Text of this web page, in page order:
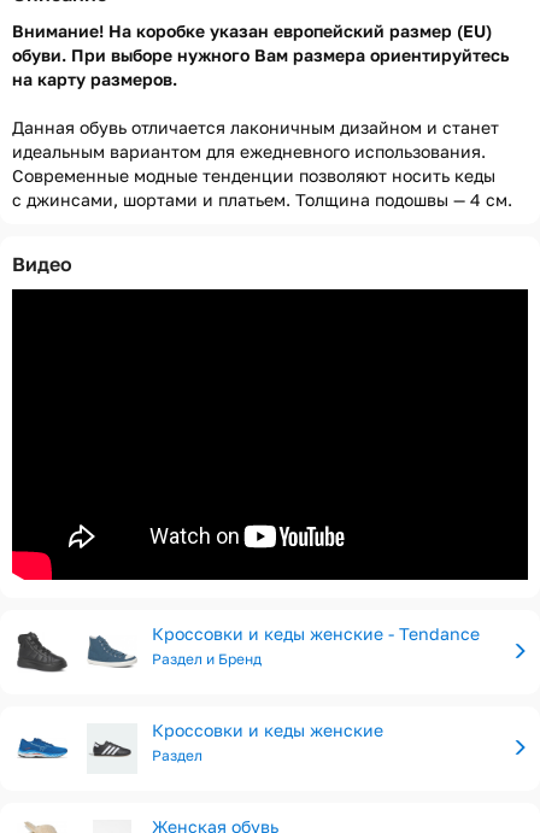
Внимание! На коробке указан европейский размер (EU)
обуви. При выборе нужного Вам размера ориентируйтесь
на карту размеров.
Данная обувь отличается лаконичным дизайном и станет
идеальным вариантом для ежедневного использования.
Современные модные тенденции позволяют носить кеды
с джинсами, шортами и платьем. Толщина подошвы — 4 см.
Видео
Кроссовки и кеды женские - Tendance
Раздел и Бренд
Кроссовки и кеды женские
Раздел
Женская обувь